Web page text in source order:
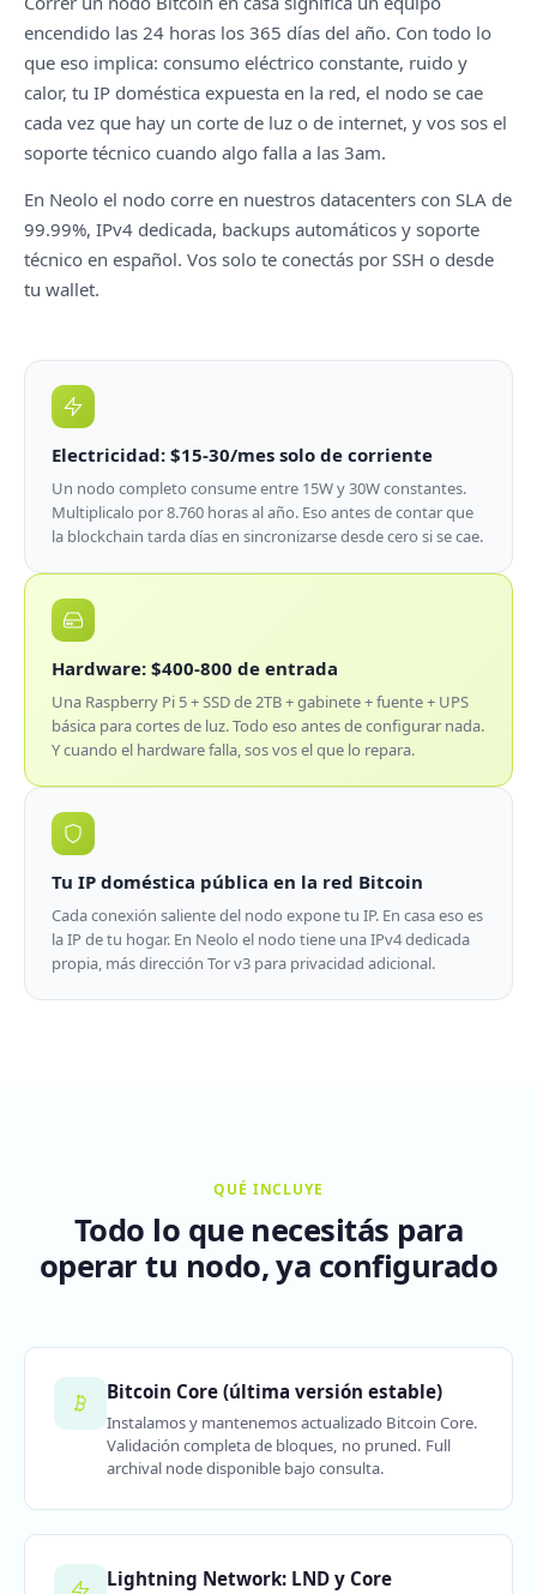
encendido las 24 horas los 365 días del año. Con todo lo
que eso implica: consumo eléctrico constante, ruido y
calor, tu IP doméstica expuesta en la red, el nodo se cae
cada vez que hay un corte de luz o de internet, y vos sos el
soporte técnico cuando algo falla a las 3am.
En Neolo el nodo corre en nuestros datacenters con SLA de
99.99%, IPv4 dedicada, backups automáticos y soporte
técnico en español. Vos solo te conectás por SSH o desde
tu wallet.
Electricidad: $15-30/mes solo de corriente
Un nodo completo consume entre 15W y 30W constantes.
Multiplicalo por 8.760 horas al año. Eso antes de contar que
la blockchain tarda días en sincronizarse desde cero si se cae.
Hardware: $400-800 de entrada
Una Raspberry Pi 5 + SSD de 2TB + gabinete + fuente + UPS
básica para cortes de luz. Todo eso antes de configurar nada.
Y cuando el hardware falla, sos vos el que lo repara.
Tu IP doméstica pública en la red Bitcoin
Cada conexión saliente del nodo expone tu IP. En casa eso es
la IP de tu hogar. En Neolo el nodo tiene una IPv4 dedicada
propia, más dirección Tor v3 para privacidad adicional.
QUÉ INCLUYE
Todo lo que necesitás para
operar tu nodo, ya configurado
Bitcoin Core (última versión estable)
Instalamos y mantenemos actualizado Bitcoin Core.
Validación completa de bloques, no pruned. Full
archival node disponible bajo consulta.
Lightning Network: LND y Core